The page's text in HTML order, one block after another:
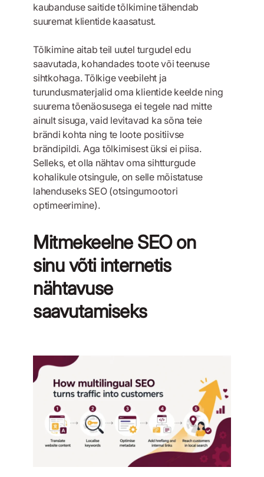
kaubanduse saitide tõlkimine tähendab
suuremat klientide kaasatust.
Tõlkimine aitab teil uutel turgudel edu
saavutada, kohandades toote või teenuse
sihtkohaga. Tõlkige veebileht ja
turundusmaterjalid oma klientide keelde ning
suurema tõenäosusega ei tegele nad mitte
ainult sisuga, vaid levitavad ka sõna teie
brändi kohta ning te loote positiivse
brändipildi. Aga tõlkimisest üksi ei piisa.
Selleks, et olla nähtav oma sihtturgude
kohalikule otsingule, on selle mõistatuse
lahenduseks SEO (otsingumootori
optimeerimine).
Mitmekeelne SEO on
sinu võti internetis
nähtavuse
saavutamiseks